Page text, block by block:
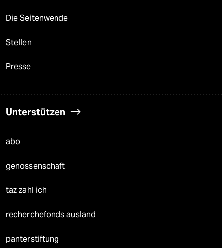
Die Seitenwende
Stellen
Presse
Unterstützen
abo
genossenschaft
taz zahl ich
recherchefonds ausland
panterstiftung